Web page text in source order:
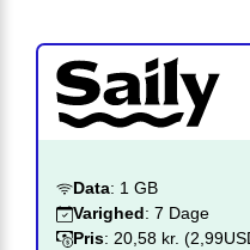
Data: 1 GB
Varighed: 7 Dage
Pris: 20,58 kr.